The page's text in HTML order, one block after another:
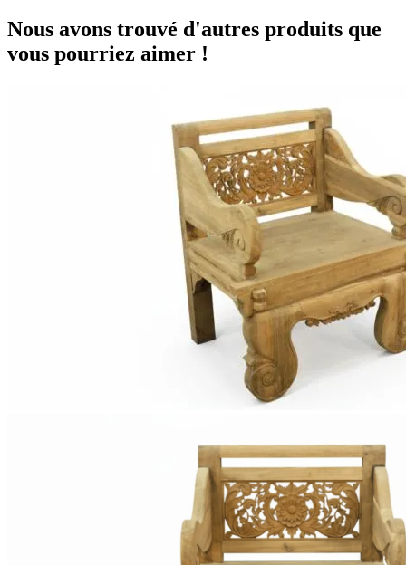
Nous avons trouvé d'autres produits que
vous pourriez aimer !